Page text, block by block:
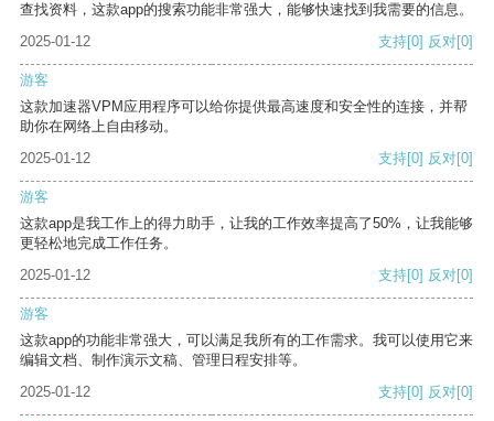
查找资料，这款app的搜索功能非常强大，能够快速找到我需要的信息。
2025-01-12
支持[0] 反对[0]
游客
这款加速器VPM应用程序可以给你提供最高速度和安全性的连接，并帮
助你在网络上自由移动。
2025-01-12
支持[0] 反对[0]
游客
这款app是我工作上的得力助手，让我的工作效率提高了50%，让我能够
更轻松地完成工作任务。
2025-01-12
支持[0] 反对[0]
游客
这款app的功能非常强大，可以满足我所有的工作需求。我可以使用它来
编辑文档、制作演示文稿、管理日程安排等。
2025-01-12
支持[0] 反对[0]